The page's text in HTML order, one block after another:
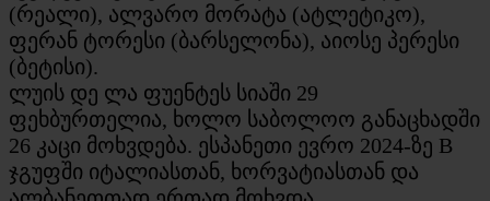
(რეალი), ალვარო მორატა (ატლეტიკო),
ფერან ტორესი (ბარსელონა), აიოსე პერესი
(ბეტისი).
ლუის დე ლა ფუენტეს სიაში 29
ფეხბურთელია, ხოლო საბოლოო განაცხადში
26 კაცი მოხვდება. ესპანეთი ევრო 2024-ზე B
ჯგუფში იტალიასთან, ხორვატიასთან და